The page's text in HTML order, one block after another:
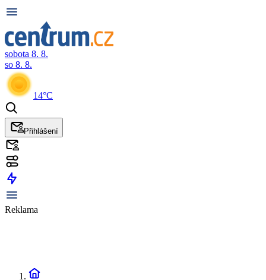
sobota 8. 8.
so 8. 8.
14°C
Přihlášení
Reklama